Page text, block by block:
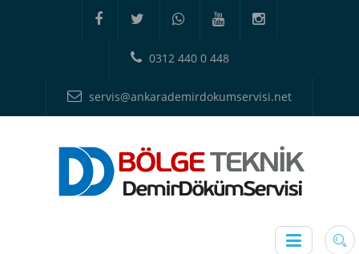
0312 440 0 448
servis@ankarademirdokumservisi.net